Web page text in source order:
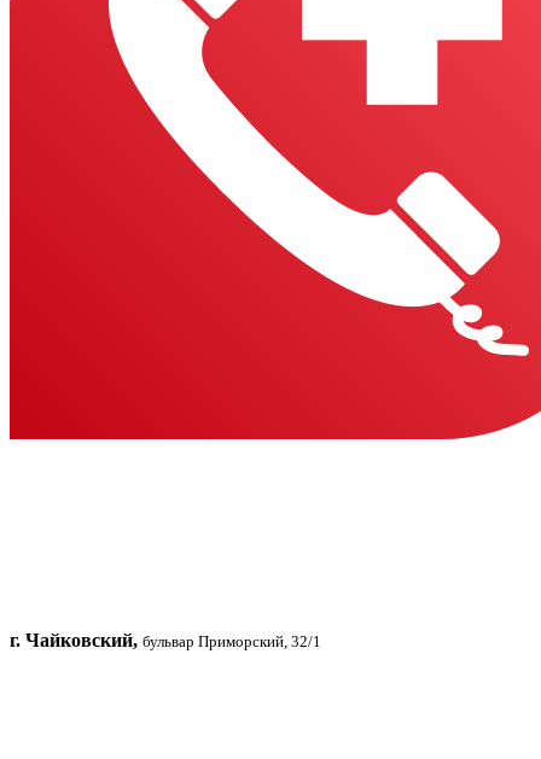
г. Чайковский, бульвар Приморский, 32/1